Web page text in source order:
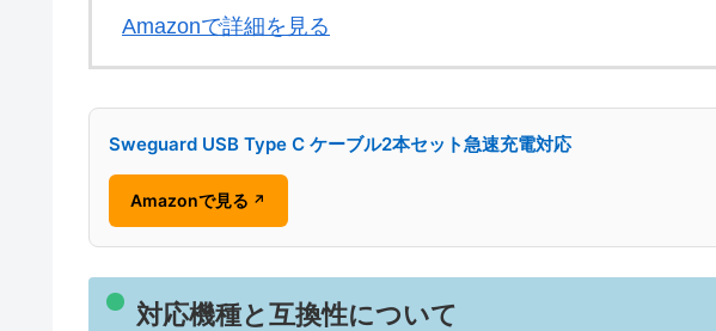
Amazonで詳細を見る
Sweguard USB Type C ケーブル2本セット急速充電対応
Amazonで見る ↗
対応機種と互換性について